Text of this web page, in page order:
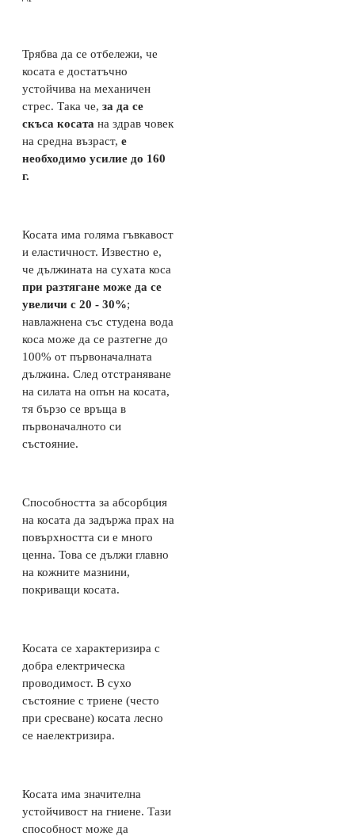
Трябва да се отбележи, че
косата е достатъчно
устойчива на механичен
стрес. Така че, за да се
скъса косата на здрав човек
на средна възраст, е
необходимо усилие до 160
г.
Косата има голяма гъвкавост
и еластичност. Известно е,
че дължината на сухата коса
при разтягане може да се
увеличи с 20 - 30%;
навлажнена със студена вода
коса може да се разтегне до
100% от първоначалната
дължина. След отстраняване
на силата на опън на косата,
тя бързо се връща в
първоначалното си
състояние.
Способността за абсорбция
на косата да задържа прах на
повърхността си е много
ценна. Това се дължи главно
на кожните мазнини,
покриващи косата.
Косата се характеризира с
добра електрическа
проводимост. В сухо
състояние с триене (често
при сресване) косата лесно
се наелектризира.
Косата има значителна
устойчивост на гниене. Тази
способност може да